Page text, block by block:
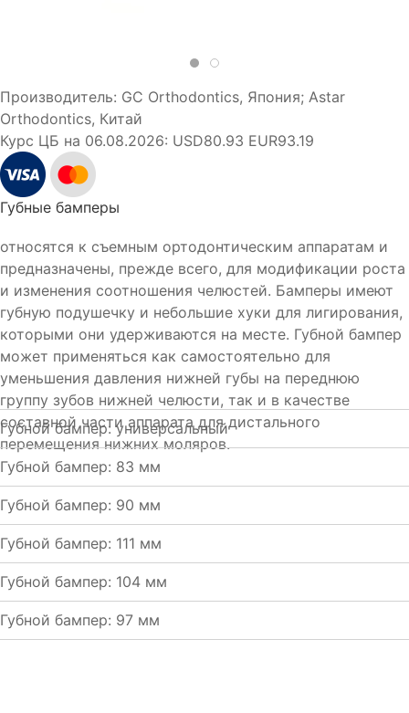
Производитель: GC Orthodontics, Япония; Astar
Orthodontics, Китай
Курс ЦБ на 06.08.2026: USD80.93 EUR93.19
Губные бамперы
относятся к съемным ортодонтическим аппаратам и
предназначены, прежде всего, для модификации роста
и изменения соотношения челюстей. Бамперы имеют
губную подушечку и небольшие хуки для лигирования,
которыми они удерживаются на месте. Губной бампер
может применяться как самостоятельно для
уменьшения давления нижней губы на переднюю
группу зубов нижней челюсти, так и в качестве
составной части аппарата для дистального
перемещения нижних моляров.
Губной бампер: универсальный
Губной бампер: 83 мм
Губной бампер: 90 мм
Губной бампер: 111 мм
Губной бампер: 104 мм
Губной бампер: 97 мм